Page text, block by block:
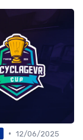
• 12/06/2025